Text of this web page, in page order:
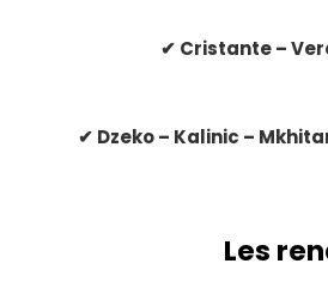
✔ Cristante –
✔ Dzeko – Kalinic –
Les